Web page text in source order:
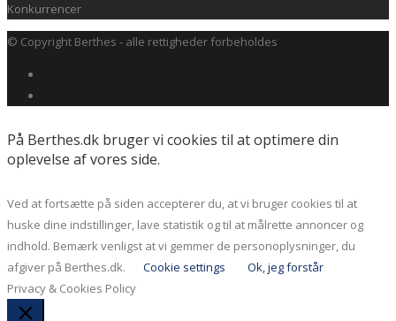
Konkurrencer
© Copyright Berthes - alle rettigheder forbeholdes
På Berthes.dk bruger vi cookies til at optimere din
oplevelse af vores side.
Ved at fortsætte på siden accepterer du, at vi bruger cookies til at
huske dine indstillinger, lave statistik og til at målrette annoncer og
indhold. Bemærk venligst at vi gemmer de personoplysninger, du
afgiver på Berthes.dk.
Cookie settings
Ok, jeg forstår
Privacy & Cookies Policy